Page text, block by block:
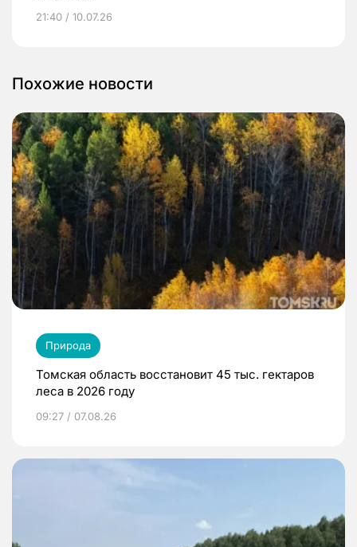
21:40 / 10.07.26
Похожие новости
Природа
Томская область восстановит 45 тыс. гектаров
леса в 2026 году
09:27 / 07.08.26